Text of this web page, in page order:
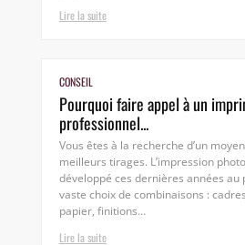
Lire la suite
CONSEIL
Pourquoi faire appel à un
professionnel...
Vous êtes à la recherche d’un
meilleurs tirages. L’impression
développé ces dernières années au
vaste choix de combinaisons :
papier, finitions…
Lire la suite